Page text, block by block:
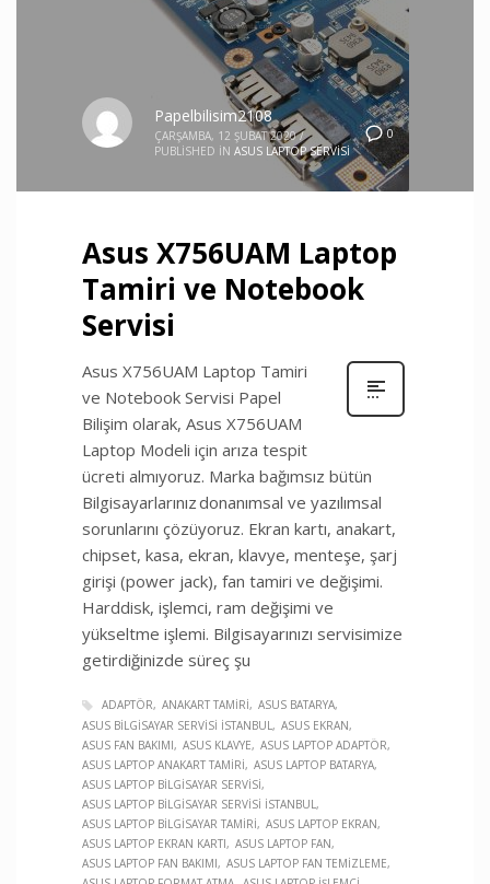
0
Papelbilisim2108
ÇARŞAMBA, 12 ŞUBAT 2020 /
PUBLISHED IN ASUS LAPTOP SERVISI
Asus X756UAM Laptop
Tamiri ve Notebook
Servisi
Asus X756UAM Laptop Tamiri
ve Notebook Servisi Papel
Bilişim olarak, Asus X756UAM
Laptop Modeli için arıza tespit
ücreti almıyoruz. Marka bağımsız bütün
Bilgisayarlarınız donanımsal ve yazılımsal
sorunlarını çözüyoruz. Ekran kartı, anakart,
chipset, kasa, ekran, klavye, menteşe, şarj
girişi (power jack), fan tamiri ve değişimi.
Harddisk, işlemci, ram değişimi ve
yükseltme işlemi. Bilgisayarınızı servisimize
getirdiğinizde süreç şu
ADAPTÖR ANAKART TAMIRI
ASUS BATARYA
ASUS BILGISAYAR SERVISI İSTANBUL ASUS EKRAN
ASUS FAN BAKIMI
ASUS KLAVYE
ASUS LAPTOP ADAPTÖR
ASUS LAPTOP ANAKART TAMIRI
ASUS LAPTOP BATARYA
ASUS LAPTOP BILGISAYAR SERVISI
ASUS LAPTOP BILGISAYAR SERVISI İSTANBUL
ASUS LAPTOP BILGISAYAR TAMIRI
ASUS LAPTOP EKRAN
ASUS LAPTOP EKRAN KARTI
ASUS LAPTOP FAN
ASUS LAPTOP FAN BAKIMI
ASUS LAPTOP FAN TEMIZLEME